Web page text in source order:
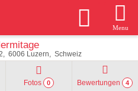
Menu
6006 Luzern Schweiz
Fotos 0 Bewertungen 4